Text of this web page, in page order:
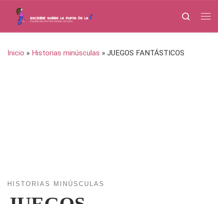
Saltar al contenido
Search
Inicio » Historias minúsculas » JUEGOS FANTÁSTICOS
HISTORIAS MINÚSCULAS